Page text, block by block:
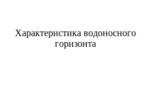
Характеристика водоносного
горизонта